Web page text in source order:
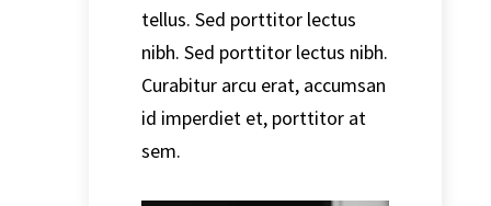
tellus. Sed porttitor lectus
nibh. Sed porttitor lectus nibh.
Curabitur arcu erat, accumsan
id imperdiet et, porttitor at
sem.